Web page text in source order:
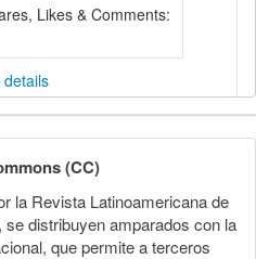
Likes & Comments:
details
(CC)
la Revista Latinoamericana de
distribuyen amparados con la
que permite a terceros